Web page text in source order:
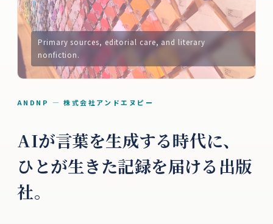
ANDNP — 株式会社アンドエヌピー
AIが言葉を生成する時代に、
ひとが生きた記録を届ける出版
社。
Primary sources, editorial care, and literary
nonfiction.